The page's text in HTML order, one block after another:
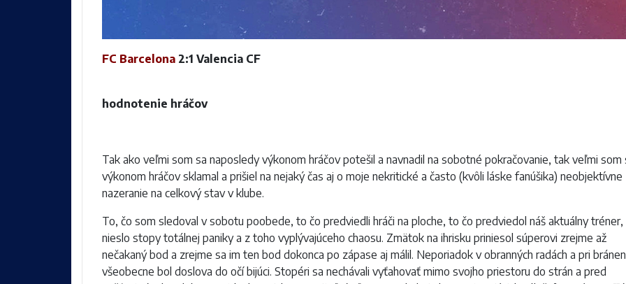
FC Barcelona 2:1 Valencia CF
hodnotenie hráčov
Tak ako veľmi som sa naposledy výkonom hráčov potešil a navnadil na sobotné pokračovanie, tak veľmi som
výkonom hráčov sklamal a prišiel na nejaký čas aj o moje nekritické a často (kvôli láske fanúšika) neobjektívne
nazeranie na celkový stav v klube.
To, čo som sledoval v sobotu poobede, to čo predviedli hráči na ploche, to čo predviedol náš aktuálny tréner,
nieslo stopy totálnej paniky a z toho vyplývajúceho chaosu. Zmätok na ihrisku priniesol súperovi zrejme až
nečakaný bod a zrejme sa im ten bod dokonca po zápase aj málil. Neporiadok v obranných radách a pri
všeobecne bol doslova do očí bijúci. Stopéri sa nechávali vyťahovať mimo svojho priestoru do strán a pred